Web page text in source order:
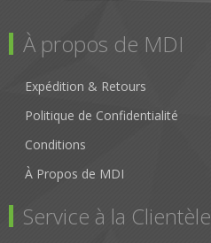
À propos de MDI
Expédition & Retours
Politique de Confidentialité
Conditions
À Propos de MDI
Service à la Clientèle